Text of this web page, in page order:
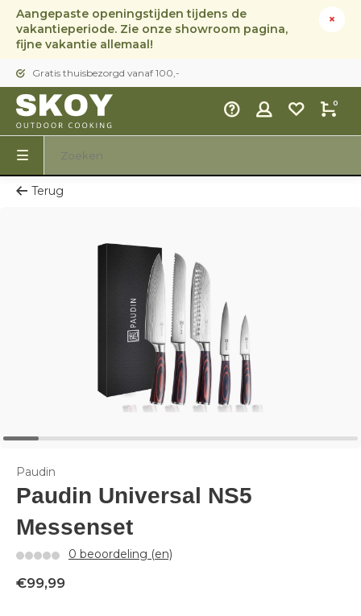
Aangepaste openingstijden tijdens de
vakantieperiode. Zie onze showroom pagina,
fijne vakantie allemaal!
Gratis thuisbezorgd vanaf 100,-
0
Terug
Paudin
Paudin Universal NS5
Messenset
0 beoordeling (en)
€99,99